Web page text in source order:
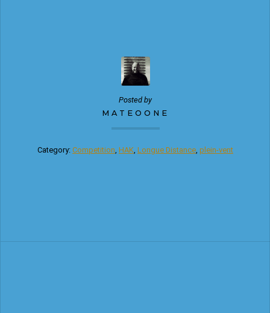
Posted by
MATEOONE
Category: Competition, HAK, Longue Distance, plein-vent